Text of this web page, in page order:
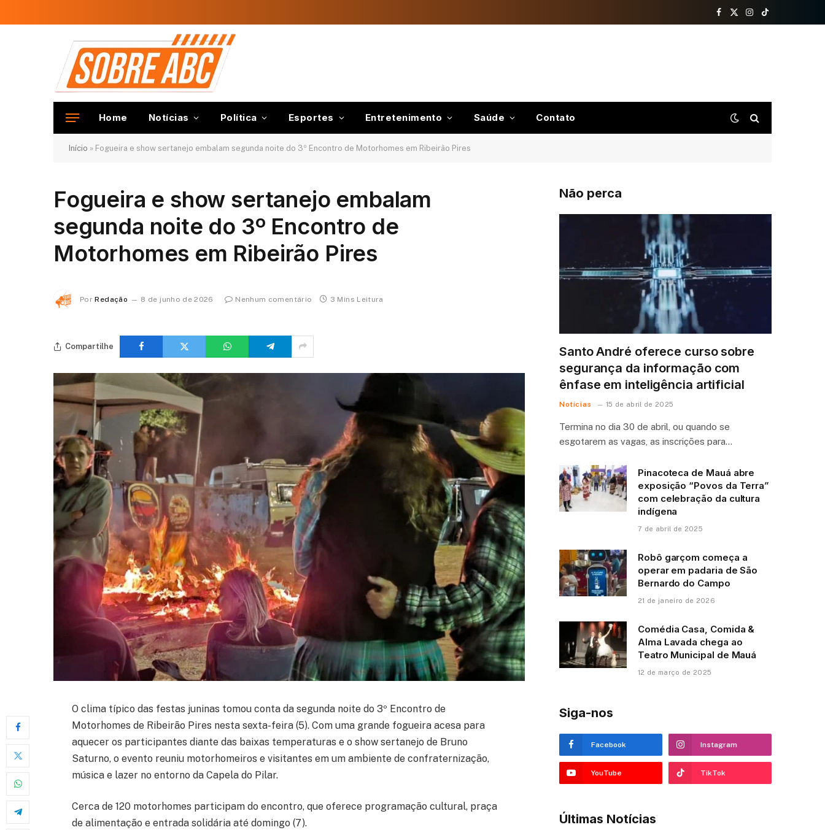
Facebook
X
Instagram
TikTok
Home Notícias Política Esportes Entretenimento Saúde Contato
Início » Fogueira e show sertanejo embalam segunda noite do 3º Encontro de Motorhomes em Ribeirão Pires
Fogueira e show sertanejo embalam
segunda noite do 3º Encontro de
Motorhomes em Ribeirão Pires
Por Redação 8 de junho de 2026 Nenhum comentário 3 Mins Leitura
Compartilhe
O clima típico das festas juninas tomou conta da segunda noite do 3º Encontro de
Motorhomes de Ribeirão Pires nesta sexta-feira (5). Com uma grande fogueira acesa para
aquecer os participantes diante das baixas temperaturas e o show sertanejo de Bruno
Saturno, o evento reuniu motorhomeiros e visitantes em um ambiente de confraternização,
música e lazer no entorno da Capela do Pilar.
Cerca de 120 motorhomes participam do encontro, que oferece programação cultural, praça
de alimentação e entrada solidária até domingo (7).
Não perca
Santo André oferece curso sobre
segurança da informação com
ênfase em inteligência artificial
Notícias 15 de abril de 2025
Termina no dia 30 de abril, ou quando se
esgotarem as vagas, as inscrições para…
Pinacoteca de Mauá abre
exposição “Povos da Terra”
com celebração da cultura
indígena
7 de abril de 2025
Robô garçom começa a
operar em padaria de São
Bernardo do Campo
21 de janeiro de 2026
Comédia Casa, Comida &
Alma Lavada chega ao
Teatro Municipal de Mauá
12 de março de 2025
Siga-nos
Facebook Instagram
YouTube TikTok
Últimas Notícias